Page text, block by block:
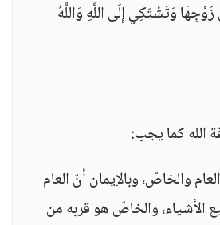
وَتَشْتَكِي إِلَى اللَّهِ وَاللَّهُ
الله كما يجب:
والخاصّ، وبالإيمان أنّ العام
الأشياء، والخاصّ هو قربه من